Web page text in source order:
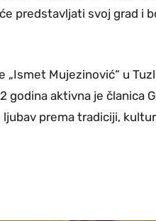
predstavljati svoj grad i
„Ismet Mujezinović“ u
godina aktivna je članica
ljubav prema tradiciji,